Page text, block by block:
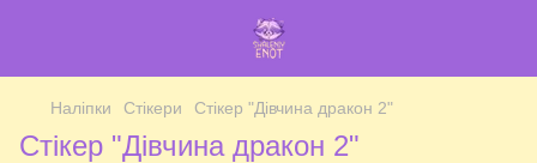
Наліпки Стікери Стікер "Дівчина дракон 2"
Стікер "Дівчина дракон 2"